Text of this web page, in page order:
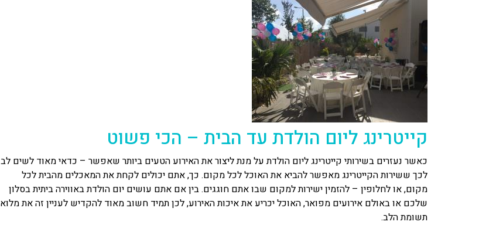
קייטרינג ליום הולדת עד הבית – הכי פשוט
כאשר נעזרים בשירותי קייטרינג ליום הולדת על מנת ליצור את האירוע הטעים ביותר שאפשר – כדאי מאוד לשים לב
לכך ששירות הקייטרינג מאפשר להביא את האוכל לכל מקום. כך, אתם יכולים לקחת את המאכלים מהבית לכל
מקום, או לחלופין – להזמין ישירות למקום שבו אתם חוגגים. בין אם אתם עושים יום הולדת באווירה ביתית בסלון
שלכם או באולם אירועים מפואר, האוכל יכריע את איכות האירוע, לכן תמיד חשוב מאוד להקדיש לעניין זה את מלוא
תשומת הלב.